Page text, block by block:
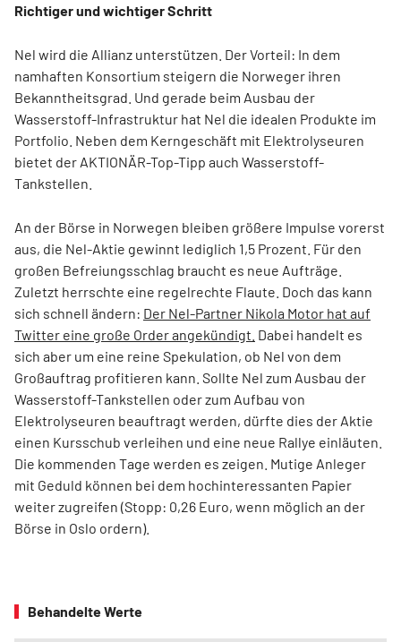
Richtiger und wichtiger Schritt
Nel wird die Allianz unterstützen. Der Vorteil: In dem
namhaften Konsortium steigern die Norweger ihren
Bekanntheitsgrad. Und gerade beim Ausbau der
Wasserstoff-Infrastruktur hat Nel die idealen Produkte im
Portfolio. Neben dem Kerngeschäft mit Elektrolyseuren
bietet der AKTIONÄR-Top-Tipp auch Wasserstoff-
Tankstellen.
An der Börse in Norwegen bleiben größere Impulse vorerst
aus, die Nel-Aktie gewinnt lediglich 1,5 Prozent. Für den
großen Befreiungsschlag braucht es neue Aufträge.
Zuletzt herrschte eine regelrechte Flaute. Doch das kann
sich schnell ändern: Der Nel-Partner Nikola Motor hat auf
Twitter eine große Order angekündigt. Dabei handelt es
sich aber um eine reine Spekulation, ob Nel von dem
Großauftrag profitieren kann. Sollte Nel zum Ausbau der
Wasserstoff-Tankstellen oder zum Aufbau von
Elektrolyseuren beauftragt werden, dürfte dies der Aktie
einen Kursschub verleihen und eine neue Rallye einläuten.
Die kommenden Tage werden es zeigen. Mutige Anleger
mit Geduld können bei dem hochinteressanten Papier
weiter zugreifen (Stopp: 0,26 Euro, wenn möglich an der
Börse in Oslo ordern).
Behandelte Werte